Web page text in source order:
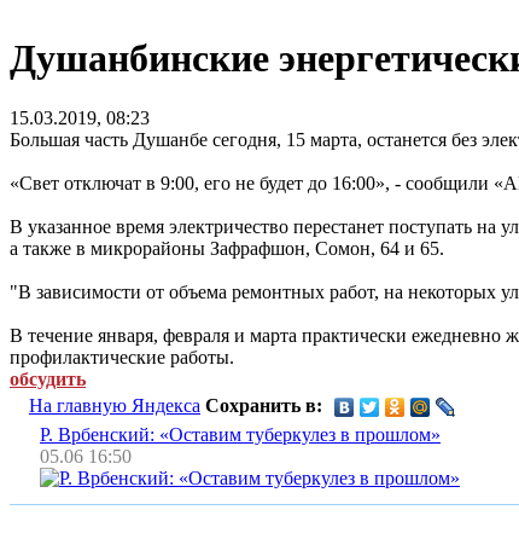
Душанбинские
15.03.2019, 08:23
Большая часть Душанбе сегодня, 15 марта, останется без
«Свет отключат в 9:00, его не будет до 16:00», - сообщили
В указанное время электричество перестанет поступать
а также в микрорайоны Зафрафшон, Сомон, 64 и 65.
"В зависимости от объема ремонтных работ, на некоторых
В течение января, февраля и марта практически ежедневно
профилактические работы.
обсудить
На главную Яндекса Сохранить в:
Р. Врбенский: «Оставим туберкулез в прошлом»
05.06 16:50